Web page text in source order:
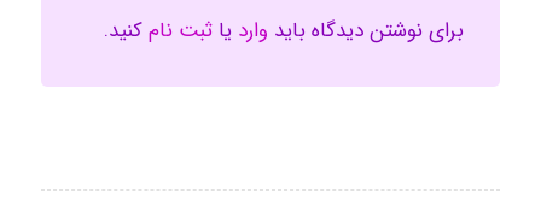
برای نوشتن دیدگاه باید وارد یا ثبت نامکنید.